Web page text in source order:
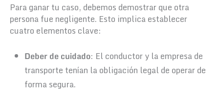
Para ganar tu caso, debemos demostrar que otra
persona fue negligente. Esto implica establecer
cuatro elementos clave:
Deber de cuidado: El conductor y la empresa de
transporte tenían la obligación legal de operar de
forma segura.